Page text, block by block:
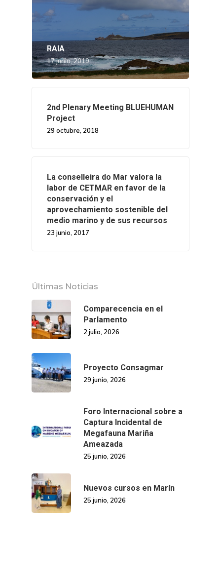
RAIA
17 junio, 2019
2nd Plenary Meeting BLUEHUMAN
Project
29 octubre, 2018
La conselleira do Mar valora la
labor de CETMAR en favor de la
conservación y el
aprovechamiento sostenible del
medio marino y de sus recursos
23 junio, 2017
Últimas Noticias
Comparecencia en el
Parlamento
2 julio, 2026
Proyecto Consagmar
29 junio, 2026
Foro Internacional sobre a
Captura Incidental de
Megafauna Mariña
Ameazada
25 junio, 2026
Nuevos cursos en Marín
25 junio, 2026